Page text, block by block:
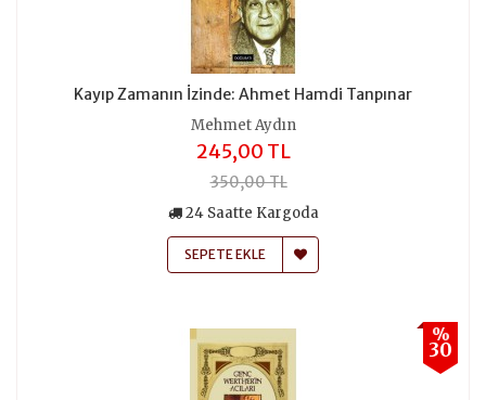
Kayıp Zamanın İzinde: Ahmet Hamdi Tanpınar
Mehmet Aydın
245,00 TL
350,00 TL
24 Saatte Kargoda
SEPETE EKLE
%
30